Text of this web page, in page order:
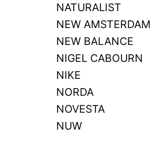
NATURALIST
NEW
NEW BALANCE
NIGEL CABOURN
NIKE
NORDA
NOVESTA
NUW